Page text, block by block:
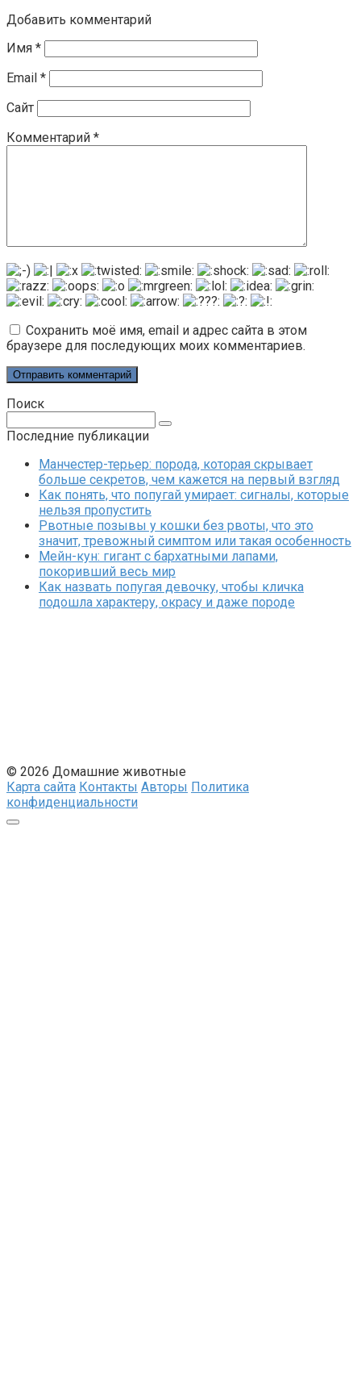
Добавить комментарий
Имя *
Email *
Сайт
Комментарий *
Сохранить моё имя, email и адрес сайта в этом
браузере для последующих моих комментариев.
Поиск
Последние публикации
Манчестер-терьер: порода, которая скрывает
больше секретов, чем кажется на первый взгляд
Как понять, что попугай умирает: сигналы, которые
нельзя пропустить
Рвотные позывы у кошки без рвоты, что это
значит, тревожный симптом или такая особенность
Мейн-кун: гигант с бархатными лапами,
покоривший весь мир
Как назвать попугая девочку, чтобы кличка
подошла характеру, окрасу и даже породе
© 2026 Домашние животные
Карта сайта Контакты Авторы Политика
конфиденциальности